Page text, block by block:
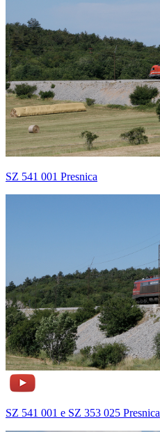
SZ 541 001 Presnica
SZ 541 001 e SZ 353 025 Presnica